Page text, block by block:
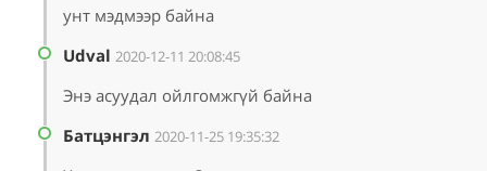
унт мэдмээр байна
Udval 2020-12-11 20:08:45
Энэ асуудал ойлгомжгүй байна
Батцэнгэл 2020-11-25 19:35:32